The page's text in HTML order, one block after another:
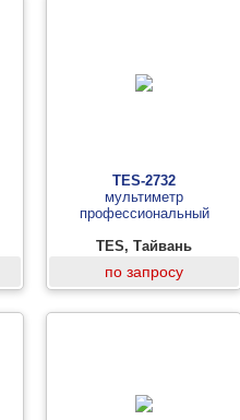
TES-2732
мультиметр
профессиональный
TES, Тайвань
по запросу